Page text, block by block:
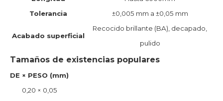
Tolerancia
±0,005 mm a ±0,05 mm
Acabado superficial
Recocido brillante (BA), decapado,
pulido
Tamaños de existencias populares
DE × PESO (mm)
0,20 × 0,05